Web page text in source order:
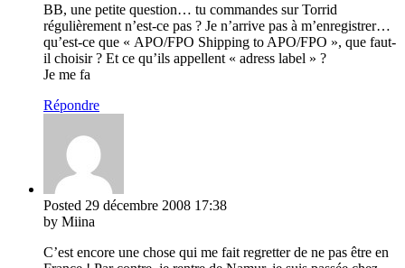
BB, une petite question… tu commandes sur Torrid
régulièrement n’est-ce pas ? Je n’arrive pas à m’enregistrer…
qu’est-ce que « APO/FPO Shipping to APO/FPO », que faut-
il choisir ? Et ce qu’ils appellent « adress label » ?
Je me fa
Répondre
Posted 29 décembre 2008 17:38
by Miina
C’est encore une chose qui me fait regretter de ne pas être en